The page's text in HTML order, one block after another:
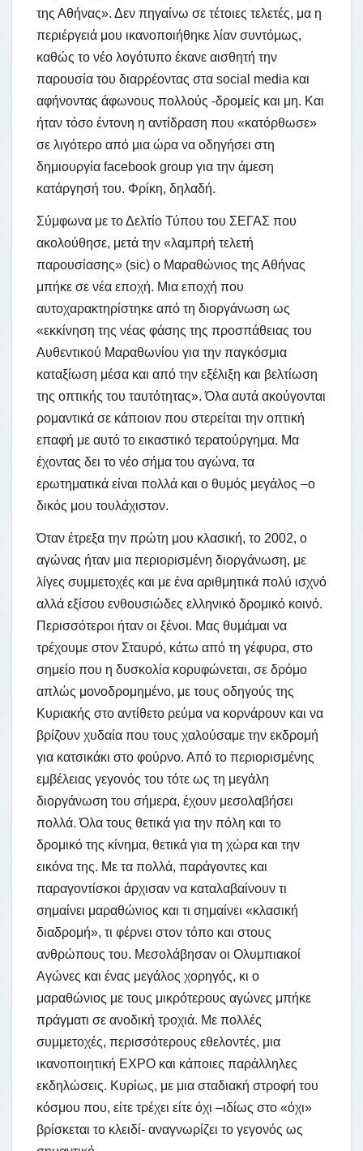
της Αθήνας». Δεν πηγαίνω σε τέτοιες τελετές, μα η
περιέργειά μου ικανοποιήθηκε λίαν συντόμως,
καθώς το νέο λογότυπο έκανε αισθητή την
παρουσία του διαρρέοντας στα social media και
αφήνοντας άφωνους πολλούς -δρομείς και μη. Και
ήταν τόσο έντονη η αντίδραση που «κατόρθωσε»
σε λιγότερο από μια ώρα να οδηγήσει στη
δημιουργία facebook group για την άμεση
κατάργησή του. Φρίκη, δηλαδή.
Σύμφωνα με το Δελτίο Τύπου του ΣΕΓΑΣ που
ακολούθησε, μετά την «λαμπρή τελετή
παρουσίασης» (sic) ο Μαραθώνιος της Αθήνας
μπήκε σε νέα εποχή. Μια εποχή που
αυτοχαρακτηρίστηκε από τη διοργάνωση ως
«εκκίνηση της νέας φάσης της προσπάθειας του
Αυθεντικού Μαραθωνίου για την παγκόσμια
καταξίωση μέσα και από την εξέλιξη και βελτίωση
της οπτικής του ταυτότητας». Όλα αυτά ακούγονται
ρομαντικά σε κάποιον που στερείται την οπτική
επαφή με αυτό το εικαστικό τερατούργημα. Μα
έχοντας δει το νέο σήμα του αγώνα, τα
ερωτηματικά είναι πολλά και ο θυμός μεγάλος –ο
δικός μου τουλάχιστον.
Όταν έτρεξα την πρώτη μου κλασική, το 2002, ο
αγώνας ήταν μια περιορισμένη διοργάνωση, με
λίγες συμμετοχές και με ένα αριθμητικά πολύ ισχνό
αλλά εξίσου ενθουσιώδες ελληνικό δρομικό κοινό.
Περισσότεροι ήταν οι ξένοι. Μας θυμάμαι να
τρέχουμε στον Σταυρό, κάτω από τη γέφυρα, στο
σημείο που η δυσκολία κορυφώνεται, σε δρόμο
απλώς μονοδρομημένο, με τους οδηγούς της
Κυριακής στο αντίθετο ρεύμα να κορνάρουν και να
βρίζουν χυδαία που τους χαλούσαμε την εκδρομή
για κατσικάκι στο φούρνο. Από το περιορισμένης
εμβέλειας γεγονός του τότε ως τη μεγάλη
διοργάνωση του σήμερα, έχουν μεσολαβήσει
πολλά. Όλα τους θετικά για την πόλη και το
δρομικό της κίνημα, θετικά για τη χώρα και την
εικόνα της. Με τα πολλά, παράγοντες και
παραγοντίσκοι άρχισαν να καταλαβαίνουν τι
σημαίνει μαραθώνιος και τι σημαίνει «κλασική
διαδρομή», τι φέρνει στον τόπο και στους
ανθρώπους του. Μεσολάβησαν οι Ολυμπιακοί
Αγώνες και ένας μεγάλος χορηγός, κι ο
μαραθώνιος με τους μικρότερους αγώνες μπήκε
πράγματι σε ανοδική τροχιά. Με πολλές
συμμετοχές, περισσότερους εθελοντές, μια
ικανοποιητική EXPO και κάποιες παράλληλες
εκδηλώσεις. Κυρίως, με μια σταδιακή στροφή του
κόσμου που, είτε τρέχει είτε όχι –ιδίως στο «όχι»
βρίσκεται το κλειδί- αναγνωρίζει το γεγονός ως